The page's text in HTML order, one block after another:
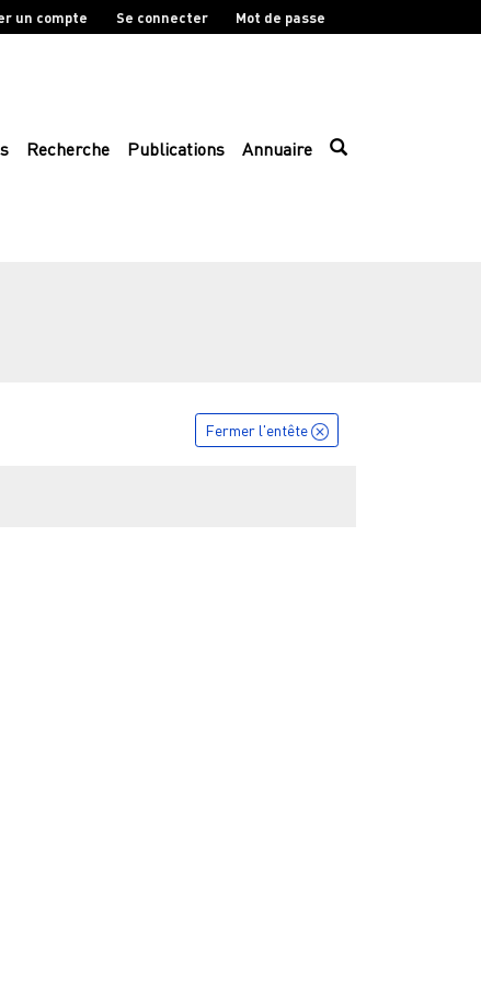
un compte Se connecter Mot de passe
Recherche Publications Annuaire
Fermer l'entête